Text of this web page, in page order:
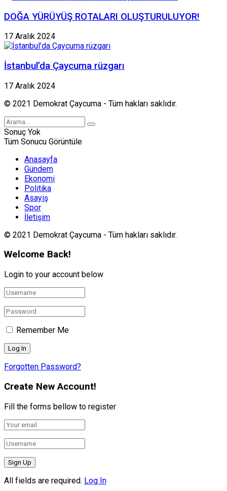
DOĞA YÜRÜYÜŞ ROTALARI OLUŞTURULUYOR!
17 Aralık 2024
İstanbul’da Çaycuma rüzgarı
17 Aralık 2024
© 2021 Demokrat Çaycuma - Tüm hakları saklıdır.
Sonuç Yok
Tüm Sonucu Görüntüle
Anasayfa
Gündem
Ekonomi
Politika
Asayiş
Spor
İletişim
© 2021 Demokrat Çaycuma - Tüm hakları saklıdır.
Welcome Back!
Login to your account below
Remember Me
Forgotten Password?
Create New Account!
Fill the forms bellow to register
All fields are required. Log In